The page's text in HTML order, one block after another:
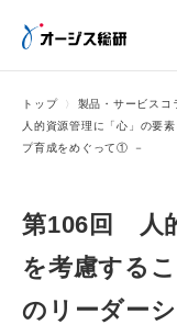
トップ 製品・サービスコ
人的資源管理に「心」の要
プ育成をめぐって① －
第106回 人
を考慮する
のリーダー